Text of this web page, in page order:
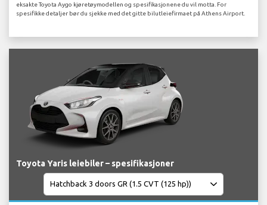
eksakte Toyota Aygo kjøretøymodellen og spesifikasjonene du vil motta. For
spesifikke detaljer bør du sjekke med det gitte bilutleiefirmaet på Athens Airport.
Toyota Yaris leiebiler – spesifikasjoner